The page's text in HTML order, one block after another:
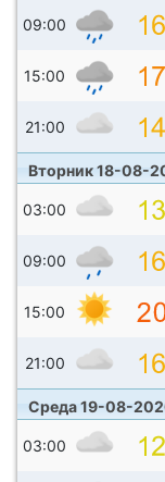
09:00
15:00
21:00
Вторник 18-08-
03:00
09:00
15:00
21:00
Среда 19-08-
03:00